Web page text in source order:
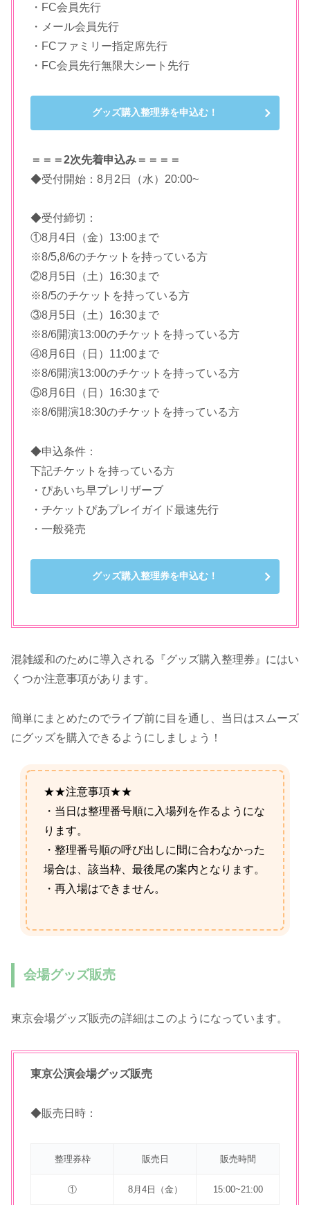
・FC会員先行
・メール会員先行
・FCファミリー指定席先行
・FC会員先行無限大シート先行
グッズ購入整理券を申込む！
＝＝＝2次先着申込み＝＝＝＝
◆受付開始：8月2日（水）20:00~
◆受付締切：
①8月4日（金）13:00まで
※8/5,8/6のチケットを持っている方
②8月5日（土）16:30まで
※8/5のチケットを持っている方
③8月5日（土）16:30まで
※8/6開演13:00のチケットを持っている方
④8月6日（日）11:00まで
※8/6開演13:00のチケットを持っている方
⑤8月6日（日）16:30まで
※8/6開演18:30のチケットを持っている方
◆申込条件：
下記チケットを持っている方
・ぴあいち早プレリザーブ
・チケットぴあプレイガイド最速先行
・一般発売
グッズ購入整理券を申込む！
混雑緩和のために導入される『グッズ購入整理券』にはい
くつか注意事項があります。
簡単にまとめたのでライブ前に目を通し、当日はスムーズ
にグッズを購入できるようにしましょう！
★★注意事項★★
・当日は整理番号順に入場列を作るようにな
ります。
・整理番号順の呼び出しに間に合わなかった
場合は、該当枠、最後尾の案内となります。
・再入場はできません。
会場グッズ販売
東京会場グッズ販売の詳細はこのようになっています。
東京公演会場グッズ販売
◆販売日時：
整理券枠 販売日 販売時間
① 8月4日（金） 15:00~21:00